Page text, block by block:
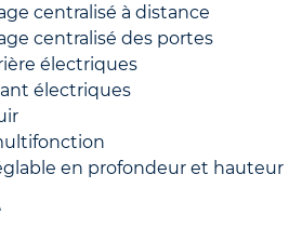
centralisé à distance
centralisé des portes
électriques
électriques
en profondeur et hauteur